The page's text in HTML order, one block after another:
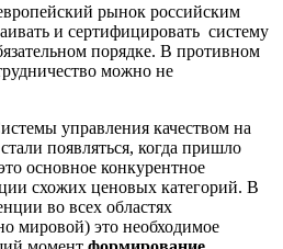
рынок российским
и сертифицировать систему
порядке. В противном
можно не
управления качеством на
появляться, когда пришло
основное конкурентное
схожих ценовых категорий. В
во всех областях
мировой) это необходимое